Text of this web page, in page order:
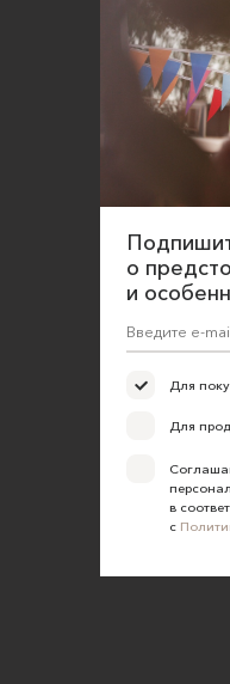
о
и
Для
Для
в
с